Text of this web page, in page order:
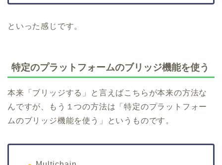
といった感じです。
特定のプラットフォームのブリッジ機能を使う
本来「ブリッジする」と言えばこちらが本来の方法な
んですが、もう１つの方法は「特定のプラットフォー
ムのブリッジ機能を使う」というものです。